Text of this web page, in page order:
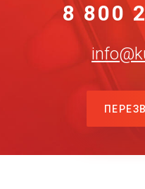
8 800